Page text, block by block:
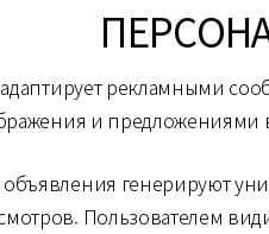
рекламными
и предложениями
генерируют
Пользователем